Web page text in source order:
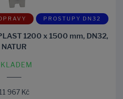
PROSTUPY DN32
1200 x 1500 mm, DN32,
NATUR
967 Kč